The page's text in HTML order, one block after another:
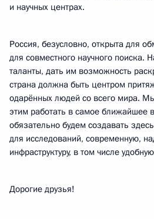
и научных центрах.
Россия, безусловно, открыта для
для совместного научного поиска.
таланты, дать им возможность
страна должна быть центром
одарённых людей со всего мира.
этим работать в самое ближайшее
обязательно будем создавать
для исследований, современную,
инфраструктуру, в том числе
Дорогие друзья!